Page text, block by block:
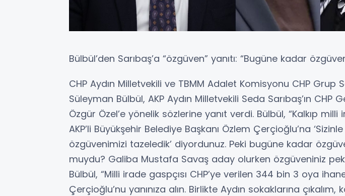
Bülbül’den Sarıbaş’a “özgüven” yanıtı: “Bugüne kadar
CHP Aydın Milletvekili ve TBMM Adalet Komisyonu CHP Grup
Süleyman Bülbül, AKP Aydın Milletvekili Seda Sarıbaş’ın CHP
Özgür Özel’e yönelik sözlerine yanıt verdi. Bülbül, “Kalkıp milli
AKP’li Büyükşehir Belediye Başkanı Özlem Çerçioğlu’na
özgüvenimizi tazeledik’ diyordunuz. Peki bugüne kadar
muydu? Galiba Mustafa Savaş aday olurken özgüveniniz
Bülbül, “Milli irade gaspçısı CHP’ye verilen 344 bin 3 oya
Çerçioğlu’nu yanınıza alın. Birlikte Aydın sokaklarına çıkalım,